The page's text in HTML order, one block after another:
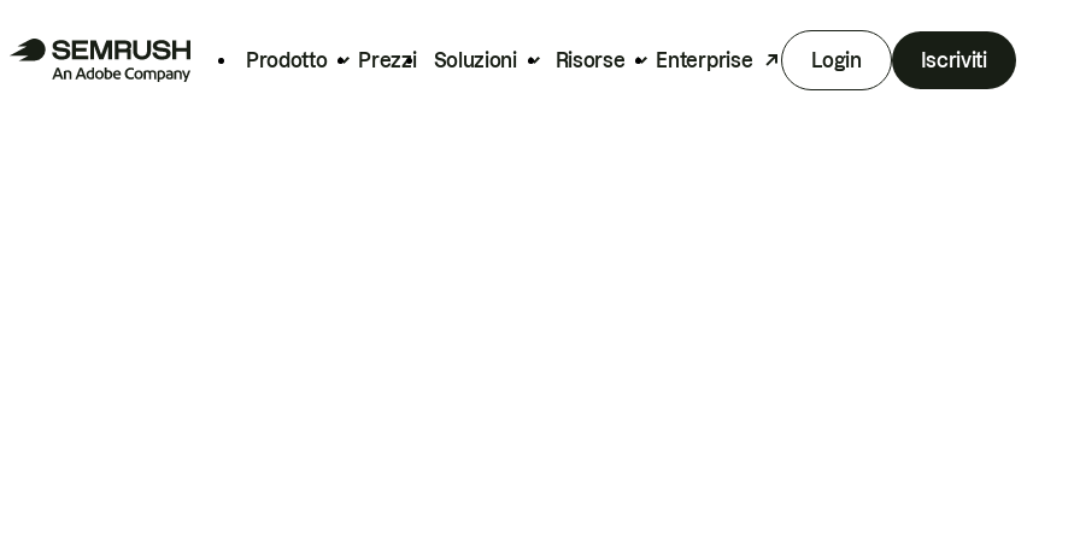
Prodotto Prezzi Soluzioni Risorse Enterprise Login Iscriviti